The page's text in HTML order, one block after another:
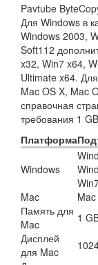
Pavtube
Для Windows в
Windows 2003,
Soft112
x32, Win7 x64,
Ultimate x64.
Mac OS X, Mac
справочная
требования 1
Платформа
Windows
Mac
Память для
Mac
1
Дисплей
для Mac